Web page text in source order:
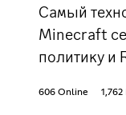
Самый
Minecraft
политику и
606 Online